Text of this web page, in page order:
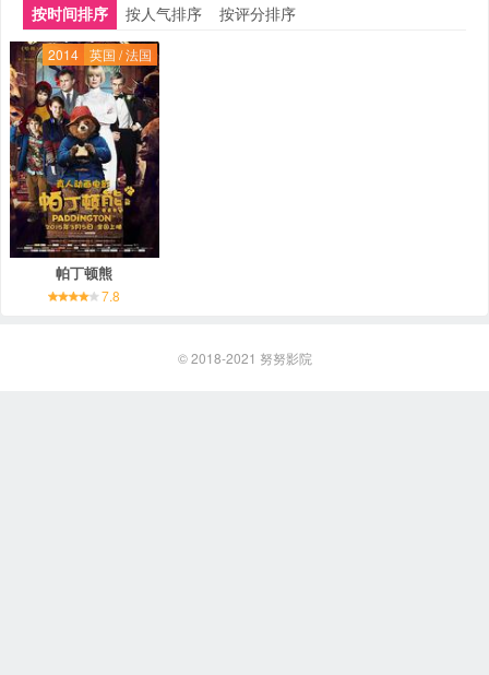
按时间排序
按人气排序 按评分排序
2014 英国 / 法国
帕丁顿熊
7.8
© 2018-2021 努努影院